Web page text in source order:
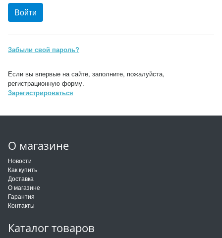
Забыли свой пароль?
Если вы впервые на сайте, заполните, пожалуйста,
регистрационную форму.
Зарегистрироваться
О магазине
Новости
Как купить
Доставка
О магазине
Гарантия
Контакты
Каталог товаров